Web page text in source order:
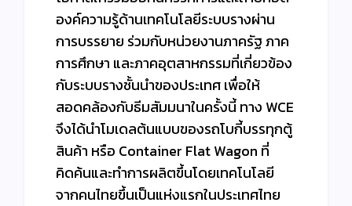
องค์ความรู้ด้านเทคโนโลยีระบบรางผ่าน
การบรรยาย ร่วมกับหน่วยงานภาครัฐ ภาค
การศึกษา และภาคอุตสาหกรรมที่เกี่ยวข้อง
กับระบบรางชั้นนำของประเทศ เพื่อให้
สอดคล้องกับธีมสัมมนาในครั้งนี้ ทาง WCE
จึงได้นำโมเดลต้นแบบของรถโบกี้บรรทุกตู้
สินค้า หรือ Container Flat Wagon ที่
คิดค้นและทำการผลิตขึ้นโดยเทคโนโลยี
จากคนไทยขึ้นเป็นแห่งแรกในประเทศไทย